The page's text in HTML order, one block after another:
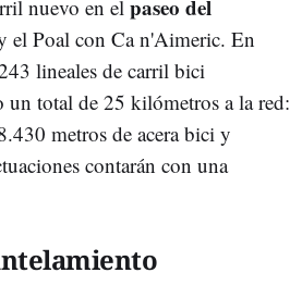
nuevo en el paseo del
el Poal con Ca n'Aimeric. En
lineales de carril bici
total de 25 kilómetros a la red:
metros de acera bici y
contarán con una